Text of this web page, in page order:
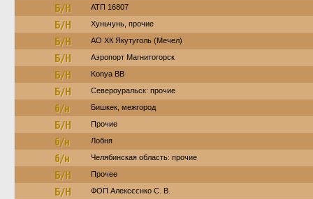
Б/Н АТП 16807
Б/Н Хуньчунь, прочие
Б/Н АО ХК Якутуголь (Мечел)
Б/Н Аэропорт Магнитогорск
Б/Н Konya BB
Б/Н Североуральск: прочие
б/н Бишкек, межгород
Б/Н Прочие
б/н Лобня
б/н Челябинская область: прочие
Б/Н Прочее
Б/Н ФОП Алексєєнко С. В.